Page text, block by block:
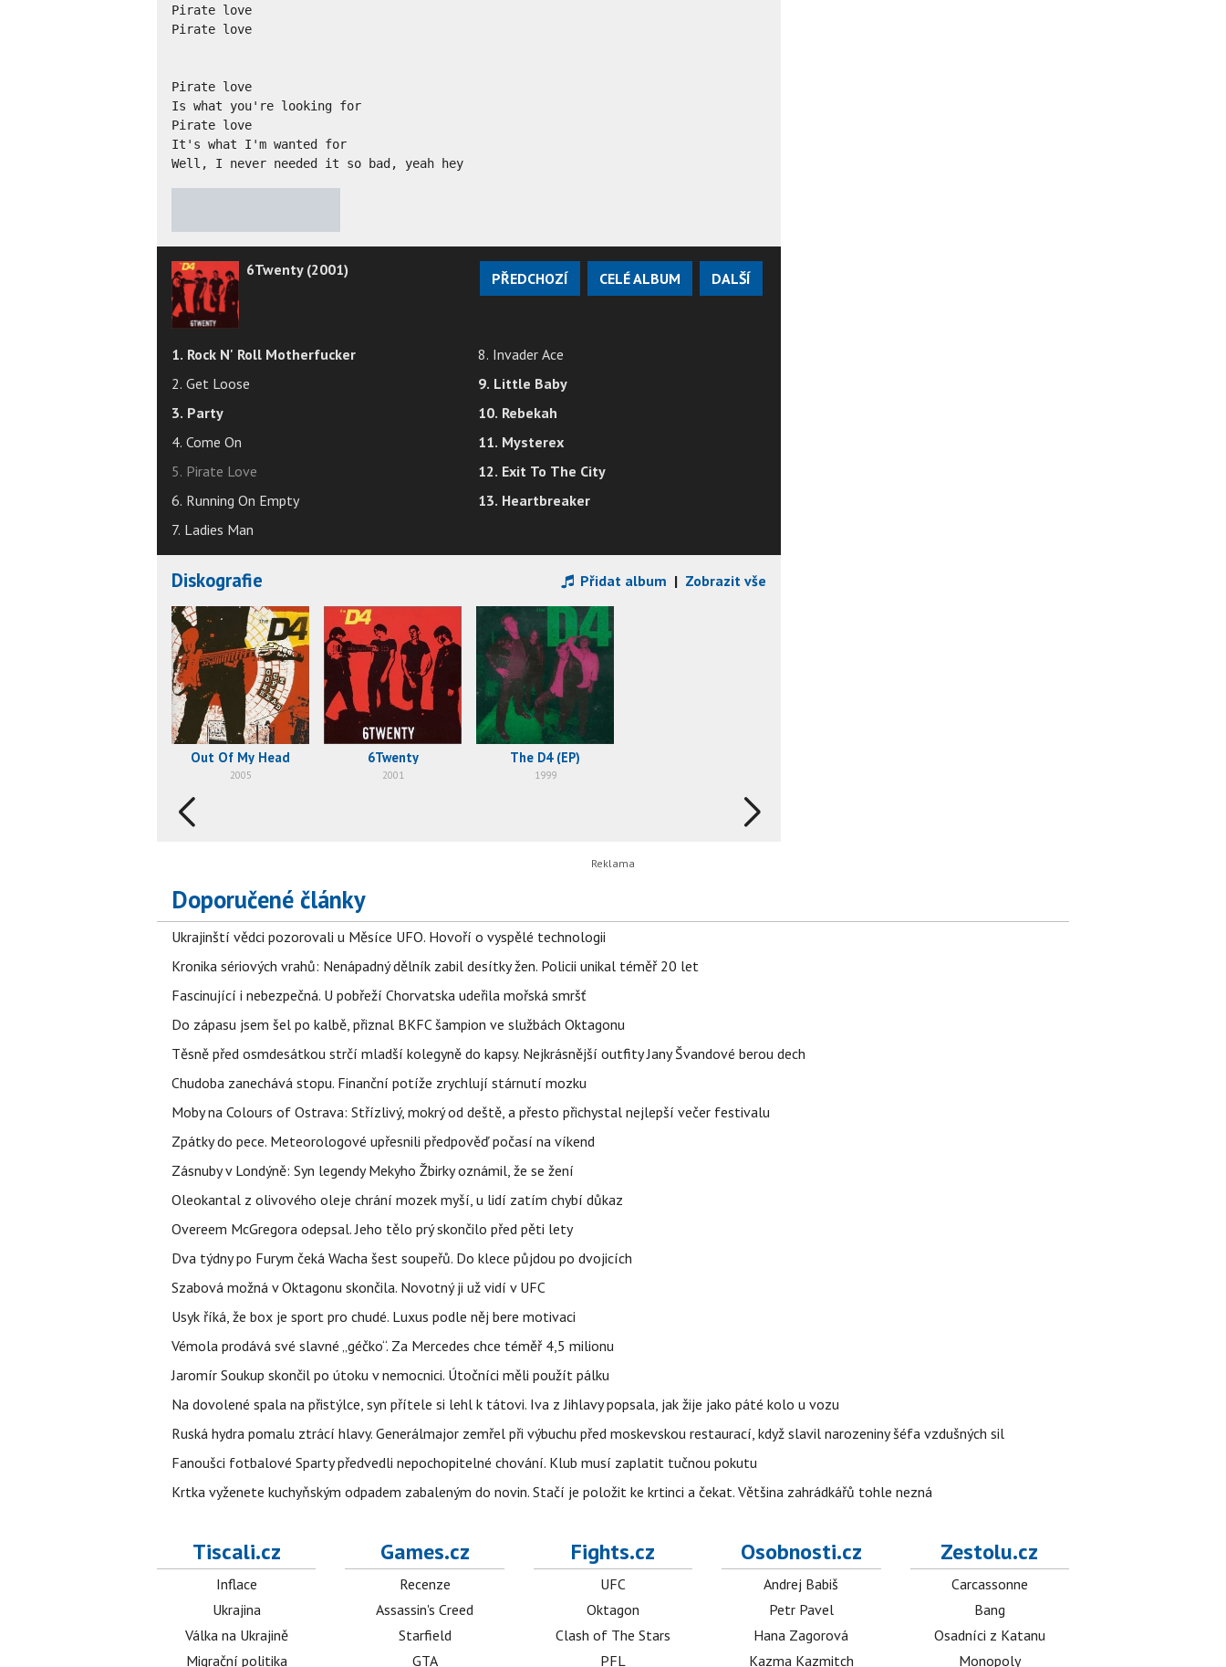
Pirate love
Pirate love
Pirate love
Is what you're looking for
Pirate love
It's what I'm wanted for
Well, I never needed it so bad, yeah hey
6Twenty (2001) PŘEDCHOZÍ CELÉ ALBUM DALŠÍ
1. Rock N' Roll Motherfucker
2. Get Loose
3. Party
4. Come On
5. Pirate Love
6. Running On Empty
7. Ladies Man
8. Invader Ace
9. Little Baby
10. Rebekah
11. Mysterex
12. Exit To The City
13. Heartbreaker
Diskografie Přidat album | Zobrazit vše
Out Of My Head
2005
6Twenty
2001
The D4 (EP)
1999
Doporučené články
Ukrajinští vědci pozorovali u Měsíce UFO. Hovoří o vyspělé technologii
Kronika sériových vrahů: Nenápadný dělník zabil desítky žen. Policii unikal téměř 20 let
Fascinující i nebezpečná. U pobřeží Chorvatska udeřila mořská smršť
Do zápasu jsem šel po kalbě, přiznal BKFC šampion ve službách Oktagonu
Těsně před osmdesátkou strčí mladší kolegyně do kapsy. Nejkrásnější outfity Jany Švandové berou dech
Chudoba zanechává stopu. Finanční potíže zrychlují stárnutí mozku
Moby na Colours of Ostrava: Střízlivý, mokrý od deště, a přesto přichystal nejlepší večer festivalu
Zpátky do pece. Meteorologové upřesnili předpověď počasí na víkend
Zásnuby v Londýně: Syn legendy Mekyho Žbirky oznámil, že se žení
Oleokantal z olivového oleje chrání mozek myší, u lidí zatím chybí důkaz
Overeem McGregora odepsal. Jeho tělo prý skončilo před pěti lety
Dva týdny po Furym čeká Wacha šest soupeřů. Do klece půjdou po dvojicích
Szabová možná v Oktagonu skončila. Novotný ji už vidí v UFC
Usyk říká, že box je sport pro chudé. Luxus podle něj bere motivaci
Vémola prodává své slavné „géčko“. Za Mercedes chce téměř 4,5 milionu
Jaromír Soukup skončil po útoku v nemocnici. Útočníci měli použít pálku
Na dovolené spala na přistýlce, syn přítele si lehl k tátovi. Iva z Jihlavy popsala, jak žije jako páté kolo u vozu
Ruská hydra pomalu ztrácí hlavy. Generálmajor zemřel při výbuchu před moskevskou restaurací, když slavil narozeniny šéfa vzdušných sil
Fanoušci fotbalové Sparty předvedli nepochopitelné chování. Klub musí zaplatit tučnou pokutu
Krtka vyženete kuchyňským odpadem zabaleným do novin. Stačí je položit ke krtinci a čekat. Většina zahrádkářů tohle nezná
Tiscali.cz
Inflace
Ukrajina
Válka na Ukrajině
Migrační politika
Games.cz
Recenze
Assassin's Creed
Starfield
GTA
Fights.cz
UFC
Oktagon
Clash of The Stars
PFL
Osobnosti.cz
Andrej Babiš
Petr Pavel
Hana Zagorová
Kazma Kazmitch
Zestolu.cz
Carcassonne
Bang
Osadníci z Katanu
Monopoly